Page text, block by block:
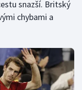
snazší. Britský
chybami a